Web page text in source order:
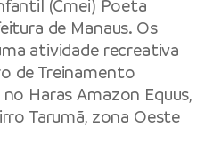
(Cmei) Poeta
de Manaus. Os
atividade recreativa
de Treinamento
Haras Amazon Equus,
Tarumã, zona Oeste